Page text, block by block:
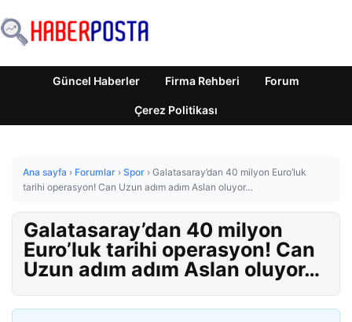
Güncel Haberler Firma Rehberi Forum
Çerez Politikası
Ana sayfa › Forumlar › Spor › Galatasaray’dan 40 milyon Euro’luk
tarihi operasyon! Can Uzun adım adım Aslan oluyor…
Galatasaray’dan 40 milyon
Euro’luk tarihi operasyon! Can
Uzun adım adım Aslan oluyor…